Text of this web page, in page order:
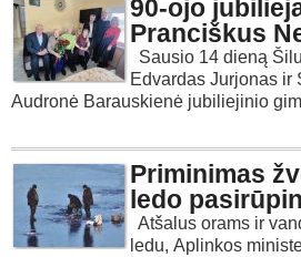
90-ojo
Pranciškus
Sausio 14 dieną
Edvardas Jurjonas ir
Audronė Barauskienė jubiliejinio
Priminimas
ledo
Atšalus orams ir
ledu, Aplinkos